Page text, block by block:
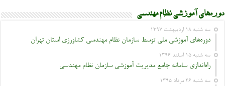
دوره‌های آموزشی نظام مهندسی
سه شنبه ۱۸ اردیبهشت ۱۳۹۷
دوره‌های آموزشی ملی توسط سازمان نظام مهندسی کشاورزی استان تهران
سه شنبه ۱۵ اسفند ۱۳۹۶
راه‌اندازی سامانه جامع مدیریت آموزشی سازمان نظام مهندسی
سه شنبه ۲۶ مرداد ۱۳۹۵